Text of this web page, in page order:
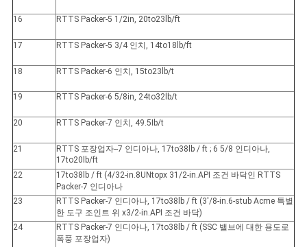
16 RTTS Packer-5 1/2in, 20to23lb/ft
17 RTTS Packer-5 3/4 인치, 14to18lb/ft
18 RTTS Packer-6 인치, 15to23lb/t
19 RTTS Packer-6 5/8in, 24to32lb/t
20 RTTS Packer-7 인치, 49.5Ib/t
21 RTTS 포장업자--7 인디아나, 17to38lb / ft ; 6 5/8 인디아나,
17to20lb/ft
22
17to38lb / ft (4/32-in.8UNtopx 31/2-in.API 조건 바닥인 RTTS
Packer-7 인디아나
23
RTTS Packer-7 인디아나, 17to38lb / ft (3'/8-in.6-stub Acme 특별
한 도구 조인트 위 x3/2-in.API 조건 바닥)
24
RTTS Packer-7 인디아나, 17to38lb / ft (SSC 밸브에 대한 용도로
폭풍 포장업자)